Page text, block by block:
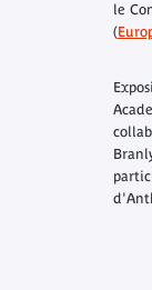
le
(